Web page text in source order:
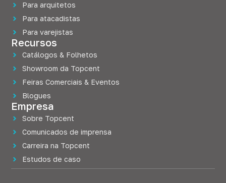
Para arquitetos
Para atacadistas
Para varejistas
Recursos
Catálogos & Folhetos
Showroom da Topcent
Feiras Comerciais & Eventos
Blogues
Empresa
Sobre Topcent
Comunicados de imprensa
Carreira na Topcent
Estudos de caso